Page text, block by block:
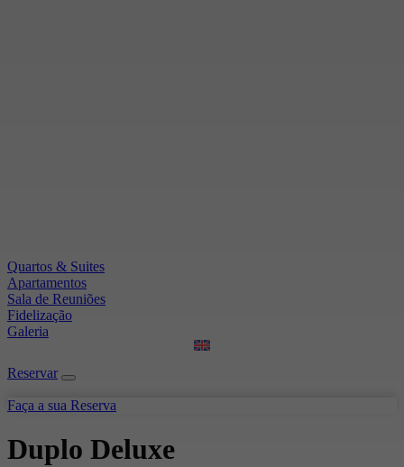
Quartos & Suites
Apartamentos
Sala de Reuniões
Fidelização
Galeria
Reservar
Faça a sua Reserva
Duplo Deluxe